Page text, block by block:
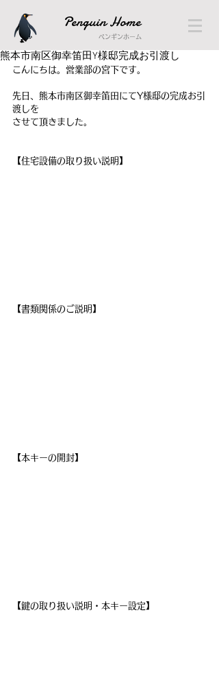
Penguin Home
ペンギンホーム
熊本市南区御幸笛田Y様邸完成お引渡し
こんにちは。営業部の宮下です。
先日、熊本市南区御幸笛田にてY様邸の完成お引
渡しを
させて頂きました。
【住宅設備の取り扱い説明】
【書類関係のご説明】
【本キーの開封】
【鍵の取り扱い説明・本キー設定】